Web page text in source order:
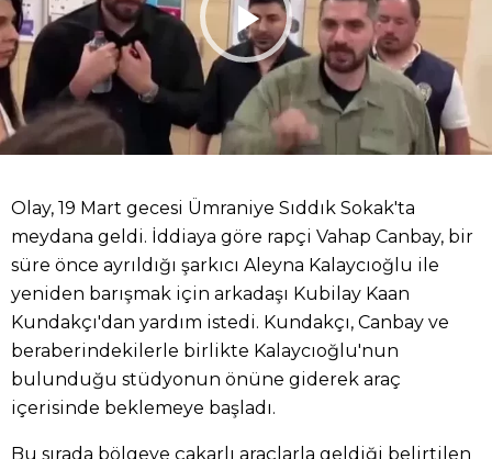
Olay, 19 Mart gecesi Ümraniye Sıddık Sokak'ta
meydana geldi. İddiaya göre rapçi Vahap Canbay, bir
süre önce ayrıldığı şarkıcı Aleyna Kalaycıoğlu ile
yeniden barışmak için arkadaşı Kubilay Kaan
Kundakçı'dan yardım istedi. Kundakçı, Canbay ve
beraberindekilerle birlikte Kalaycıoğlu'nun
bulunduğu stüdyonun önüne giderek araç
içerisinde beklemeye başladı.
Bu sırada bölgeye çakarlı araçlarla geldiği belirtilen